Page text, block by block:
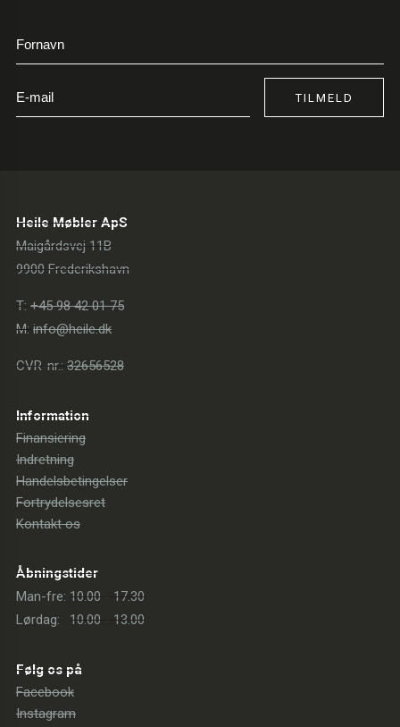
TILMELD
Heile Møbler ApS
Maigårdsvej 11B
9900 Frederikshavn
T: +45 98 42 01 75
M: info@heile.dk
CVR-nr.: 32656528
Information
Finansiering
Indretning
Handelsbetingelser
Fortrydelsesret
Kontakt os
Åbningstider
Man-fre: 10.00 - 17.30
Lørdag:
10.00 - 13.00
Følg os på
Facebook
Instagram